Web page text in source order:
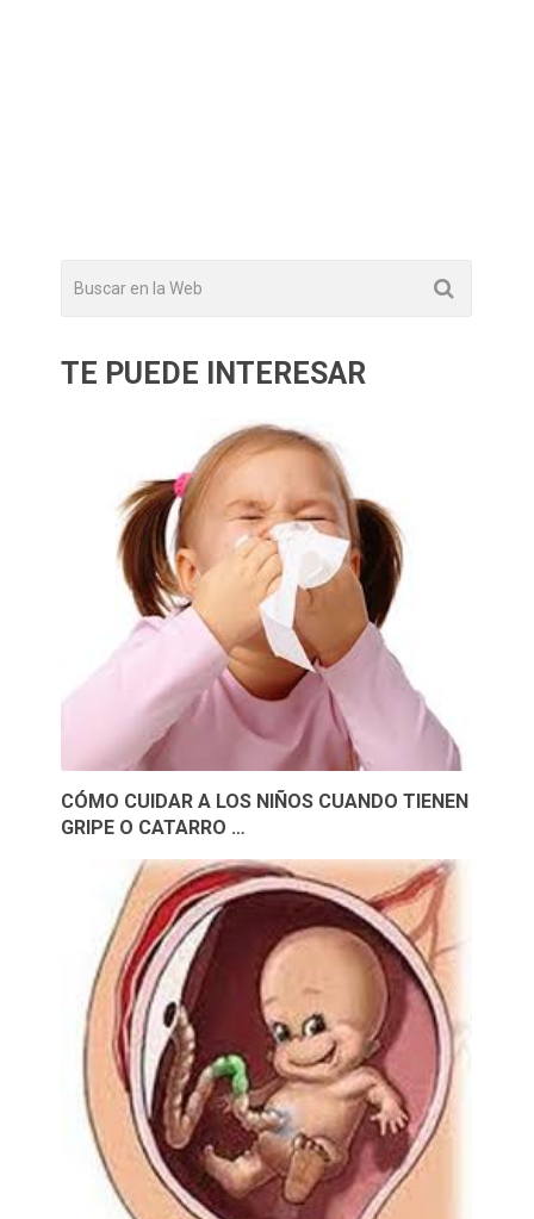
TE PUEDE INTERESAR
CÓMO CUIDAR A LOS NIÑOS CUANDO TIENEN
GRIPE O CATARRO …